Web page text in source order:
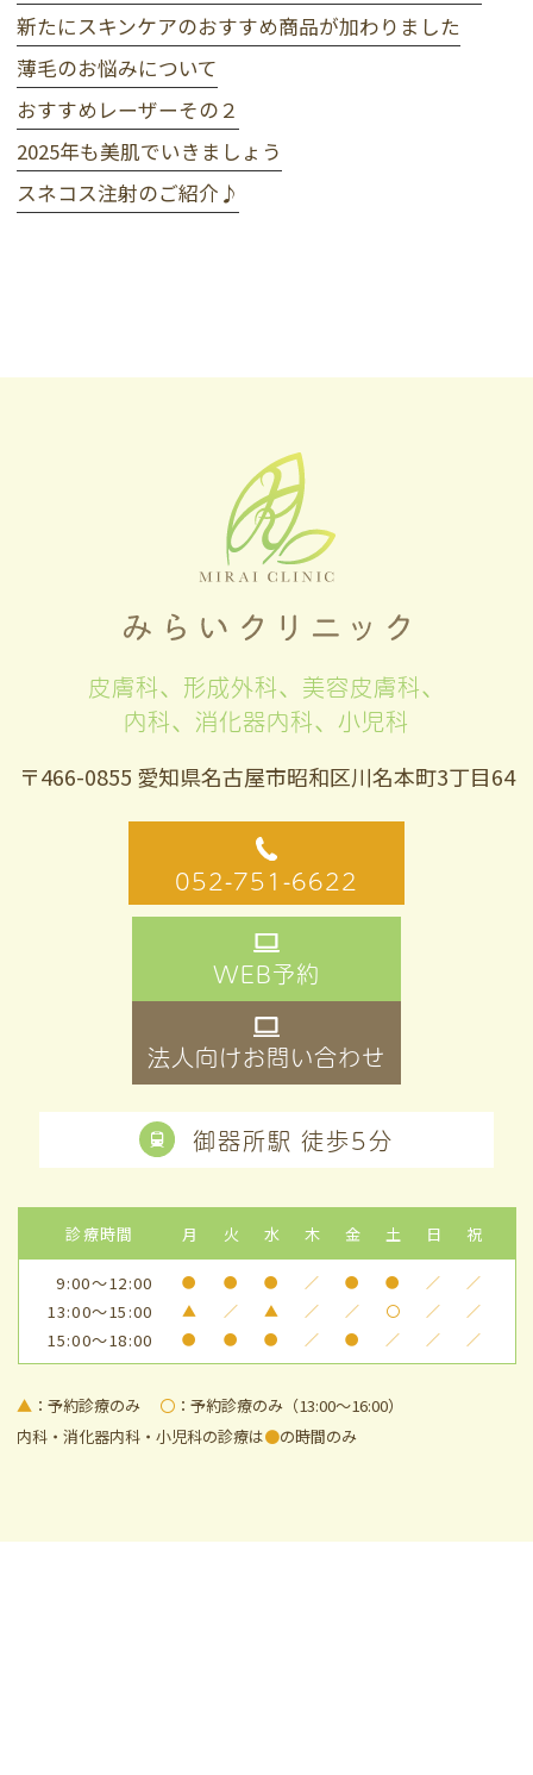
新たにスキンケアのおすすめ商品が加わりました
薄毛のお悩みについて
おすすめレーザーその２
2025年も美肌でいきましょう
スネコス注射のご紹介♪
皮膚科、形成外科、美容皮膚科、
内科、消化器内科、小児科
〒466-0855 愛知県名古屋市昭和区川名本町3丁目64
052-751-6622
WEB予約
法人向けお問い合わせ
御器所駅 徒歩5分
診療時間 月 火 水 木 金 土 日 祝
9:00～12:00 ● ● ● ／ ● ● ／ ／
13:00～15:00 ▲ ／ ▲ ／ ／ 〇 ／ ／
15:00～18:00 ● ● ● ／ ● ／ ／ ／
▲ ：予約診療のみ 〇 ：予約診療のみ（13:00～16:00）
内科・消化器内科・小児科の診療は●の時間のみ